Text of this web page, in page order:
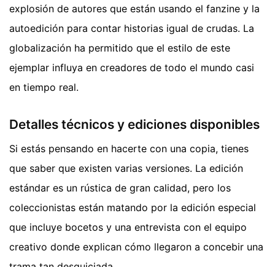
explosión de autores que están usando el fanzine y la
autoedición para contar historias igual de crudas. La
globalización ha permitido que el estilo de este
ejemplar influya en creadores de todo el mundo casi
en tiempo real.
Detalles técnicos y ediciones disponibles
Si estás pensando en hacerte con una copia, tienes
que saber que existen varias versiones. La edición
estándar es un rústica de gran calidad, pero los
coleccionistas están matando por la edición especial
que incluye bocetos y una entrevista con el equipo
creativo donde explican cómo llegaron a concebir una